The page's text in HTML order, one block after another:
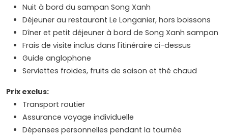
Nuit à bord du sampan Song Xanh
Déjeuner au restaurant Le Longanier, hors boissons
Dîner et petit déjeuner à bord de Song Xanh sampan
Frais de visite inclus dans l'itinéraire ci-dessus
Guide anglophone
Serviettes froides, fruits de saison et thé chaud
Prix exclus:
Transport routier
Assurance voyage individuelle
Dépenses personnelles pendant la tournée